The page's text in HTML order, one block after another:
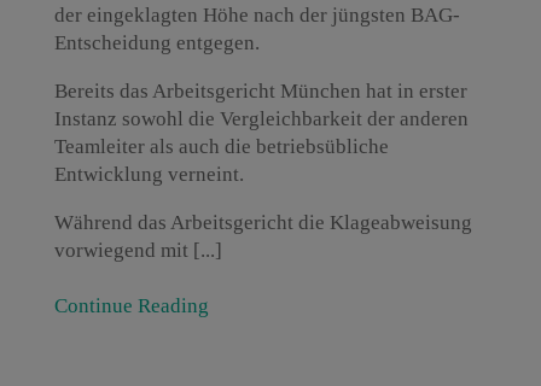
der eingeklagten Höhe nach der jüngsten BAG-
Entscheidung entgegen.
Bereits das Arbeitsgericht München hat in erster
Instanz sowohl die Vergleichbarkeit der anderen
Teamleiter als auch die betriebsübliche
Entwicklung verneint.
Während das Arbeitsgericht die Klageabweisung
vorwiegend mit [...]
Continue Reading